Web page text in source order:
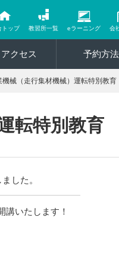
トップ 教習所一覧 eラーニング 会
クセス 予約方法
機械（走行集材機械）運転特別教育
転特別教育
した。
いたします！